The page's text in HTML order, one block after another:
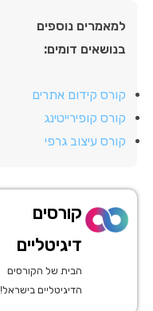
למאמרים נוספים
בנושאים דומים:
קורס קידום אתרים
קורס קופירייטינג
קורס עיצוב גרפי
קורסים
דיגיטליים
הבית של הקורסים
הדיגיטליים בישראל!